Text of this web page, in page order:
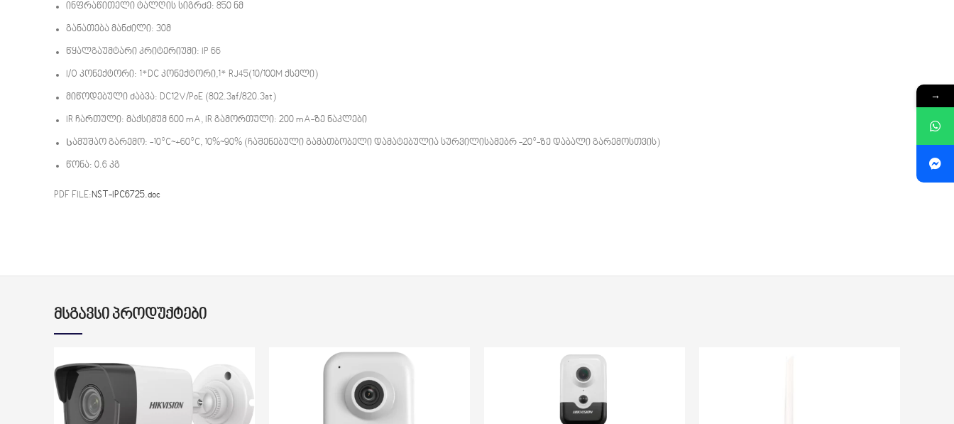
ინფრაწითელი ტალღის სიგრძე: 850 ნმ
განათება მანძილი: 30მ
წყალგაუმტარი კრიტერიუმი: IP 66
I/O კონექტორი: 1*DC კონექტორი,1* RJ45(10/100M ქსელი)
მიწოდებული ძაბვა: DC12V/PoE (802.3af/820.3at)
IR ჩართული: მაქსიმუმ 600 mA, IR გამორთული: 200 mA-ზე ნაკლები
Სამუშაო გარემო: -10°C~+60°C, 10%~90% (ჩაშენებული გამათბობელი დამატებულია სურვილისამებრ -20°-ზე დაბალი გარემოსთვის)
წონა: 0.6 კგ
PDF FILE:NST-IPC6725.doc
ᲛᲡᲒᲐᲕᲡᲘ ᲞᲠᲝᲓᲣᲥᲢᲔᲑᲘ
→